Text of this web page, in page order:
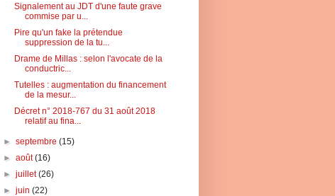
Signalement au JDT d'une faute grave
commise par u...
Pire qu'un fake la prétendue
suppression de la tu...
Drame de Millas : selon l'avocate de la
conductric...
Tutelles : augmentation du financement
de la mesur...
Décret n° 2018-767 du 31 août 2018
relatif au fina...
►septembre(15)
►août(16)
►juillet(26)
►juin(22)